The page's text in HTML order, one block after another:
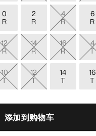
0
R
2
R
4
R
6
R
12
R
14
R
16
R
4
T
10
T
12
T
14
T
16
T
添加到购物车